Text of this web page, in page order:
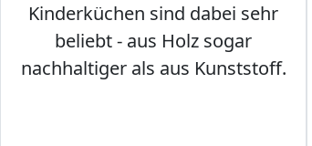
Kinderküchen sind dabei sehr
beliebt - aus Holz sogar
nachhaltiger als aus Kunststoff.